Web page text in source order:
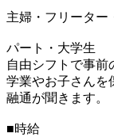
主婦・フリーター
パート・大学生
自由シフトで事前
学業やお子さんを
融通が聞きます。
■時給